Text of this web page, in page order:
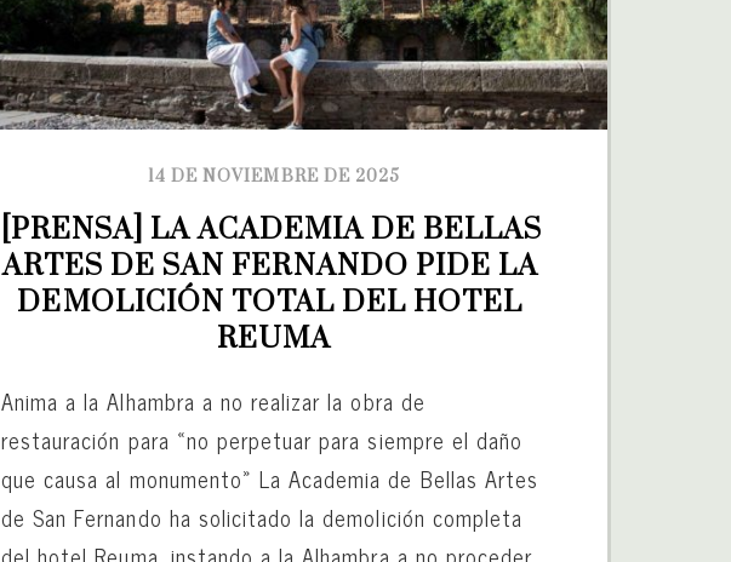
14 DE NOVIEMBRE DE 2025
[PRENSA] LA ACADEMIA DE BELLAS
ARTES DE SAN FERNANDO PIDE LA
DEMOLICIÓN TOTAL DEL HOTEL
REUMA
Anima a la Alhambra a no realizar la obra de
restauración para «no perpetuar para siempre el daño
que causa al monumento» La Academia de Bellas Artes
de San Fernando ha solicitado la demolición completa